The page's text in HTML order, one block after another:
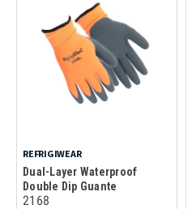
REFRIGIWEAR
Dual-Layer Waterproof
Double Dip Guante
2168